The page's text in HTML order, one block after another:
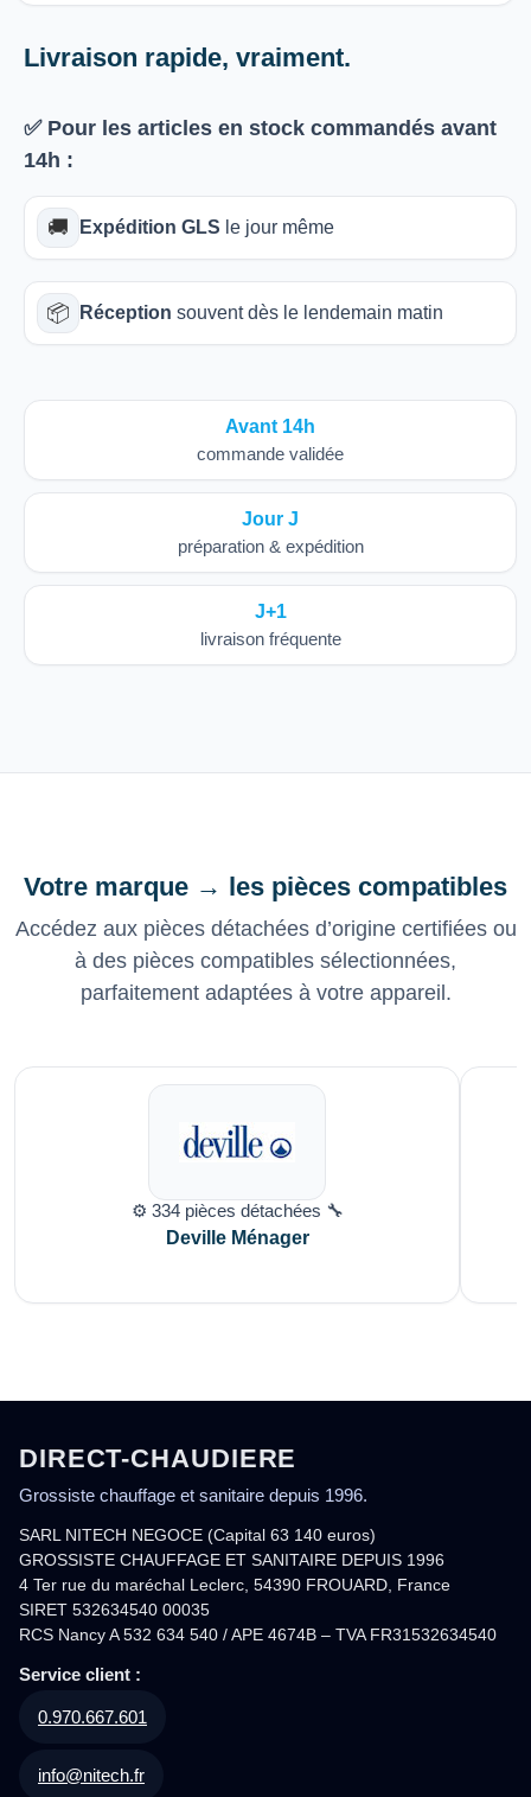
Livraison rapide, vraiment.
✅ Pour les articles en stock commandés avant
14h :
🚚 Expédition GLS le jour même
📦 Réception souvent dès le lendemain matin
Avant 14h
commande validée
Jour J
préparation & expédition
J+1
livraison fréquente
Votre marque → les pièces compatibles
Accédez aux pièces détachées d’origine certifiées ou
à des pièces compatibles sélectionnées,
parfaitement adaptées à votre appareil.
⚙️ 334 pièces détachées 🔧
Deville Ménager
DIRECT-CHAUDIERE
Grossiste chauffage et sanitaire depuis 1996.
SARL NITECH NEGOCE (Capital 63 140 euros)
GROSSISTE CHAUFFAGE ET SANITAIRE DEPUIS 1996
4 Ter rue du maréchal Leclerc, 54390 FROUARD, France
SIRET 532634540 00035
RCS Nancy A 532 634 540 / APE 4674B – TVA FR31532634540
Service client :
0.970.667.601
info@nitech.fr